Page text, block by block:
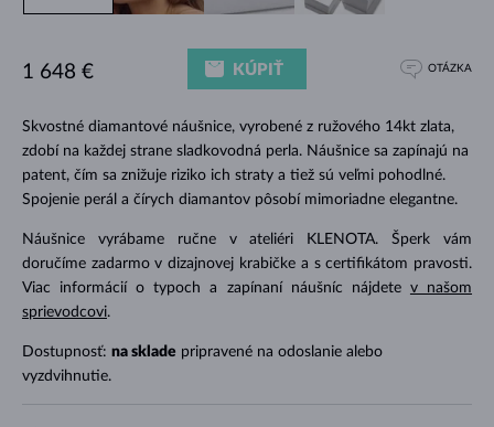
Skvostné diamantové náušnice, vyrobené z ružového 14kt zlata,
zdobí na každej strane sladkovodná perla. Náušnice sa zapínajú na
patent, čím sa znižuje riziko ich straty a tiež sú veľmi pohodlné.
Spojenie perál a čírych diamantov pôsobí mimoriadne elegantne.
Náušnice vyrábame ručne v ateliéri KLENOTA. Šperk vám
doručíme zadarmo v dizajnovej krabičke a s certifikátom pravosti.
Viac informácií o typoch a zapínaní náušníc nájdete v našom
sprievodcovi.
Dostupnosť: na sklade pripravené na odoslanie alebo
vyzdvihnutie.
1 648 € KÚPIŤ OTÁZKA